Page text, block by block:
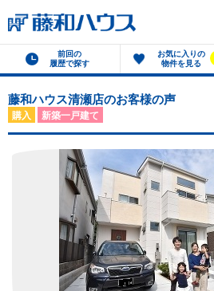
前回の
履歴で探す
お気に入りの
物件を見る
藤和ハウス清瀬店のお客様の声
購入 新築一戸建て